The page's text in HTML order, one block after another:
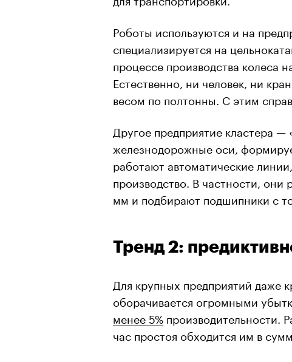
Роботы используются и на
специализируется на
процессе производства колеса
Естественно, ни человек, ни
весом по полтонны. С этим
Другое предприятие кластера
железнодорожные оси,
работают автоматические
производство. В частности, они
мм и подбирают подшипники с
Тренд 2:
Для крупных предприятий даже
оборачивается огромными
менее 5% производительности.
час простоя обходится им в